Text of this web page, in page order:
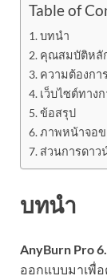
Table of
บทนำ
คุณสมบัติหลั
ความต้องกา
เว็บไซต์ทาง
ข้อสรุป
ภาพหน้าจอข
ส่วนการดาว
บทนำ
AnyBurn Pro
ออกแบบมาเพื่